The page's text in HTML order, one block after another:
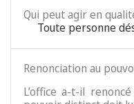
Qui peut agir en
Toute personne
Renonciation au
L’office a-t-il